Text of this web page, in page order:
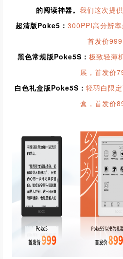
的阅读神器。 我们这次提
超清版Poke5： 300PPI高分辨率
首发价
黑色常规版Poke5S： 极致轻薄
展，首发价
白色礼盒版Poke5S：轻羽白限
盒，首发价